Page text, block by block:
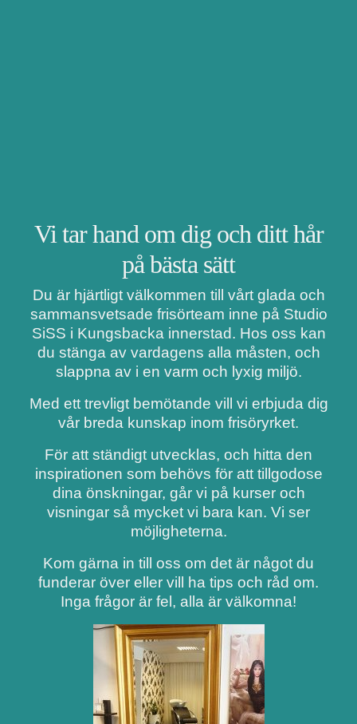
Vi tar hand om dig och ditt hår
på bästa sätt
Du är hjärtligt välkommen till vårt glada och
sammansvetsade frisörteam inne på Studio
SiSS i Kungsbacka innerstad. Hos oss kan
du stänga av vardagens alla måsten, och
slappna av i en varm och lyxig miljö.
Med ett trevligt bemötande vill vi erbjuda dig
vår breda kunskap inom frisöryrket.
För att ständigt utvecklas, och hitta den
inspirationen som behövs för att tillgodose
dina önskningar, går vi på kurser och
visningar så mycket vi bara kan. Vi ser
möjligheterna.
Kom gärna in till oss om det är något du
funderar över eller vill ha tips och råd om.
Inga frågor är fel, alla är välkomna!